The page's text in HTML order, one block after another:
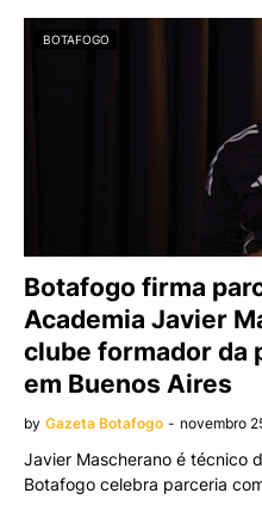
BOTAFOGO
Botafogo firma
Academia Javier
clube formador da
em Buenos Aires
by Gazeta Botafogo - novembro
Javier Mascherano é técnico
Botafogo celebra parceria